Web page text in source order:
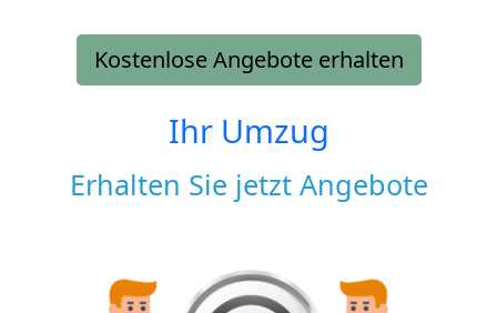
Kostenlose Angebote erhalten
Ihr Umzug
Erhalten Sie jetzt Angebote